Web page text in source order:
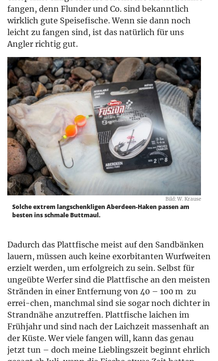
fangen, denn Flunder und Co. sind bekanntlich
wirklich gute Speisefische. Wenn sie dann noch
leicht zu fangen sind, ist das natürlich für uns
Angler richtig gut.
Bild: W. Krause
Solche extrem langschenkligen Aberdeen-Haken passen am
besten ins schmale Buttmaul.
Dadurch das Plattfische meist auf den Sandbänken
lauern, müssen auch keine exorbitanten Wurfweiten
erzielt werden, um erfolgreich zu sein. Selbst für
ungeübte Werfer sind die Plattfische an den meisten
Stränden in einer Entfernung von 40 – 100 m zu
errei-chen, manchmal sind sie sogar noch dichter in
Strandnähe anzutreffen. Plattfische laichen im
Frühjahr und sind nach der Laichzeit massenhaft an
der Küste. Wer viele fangen will, kann das genau
jetzt tun – doch meine Lieblingszeit beginnt ehrlich